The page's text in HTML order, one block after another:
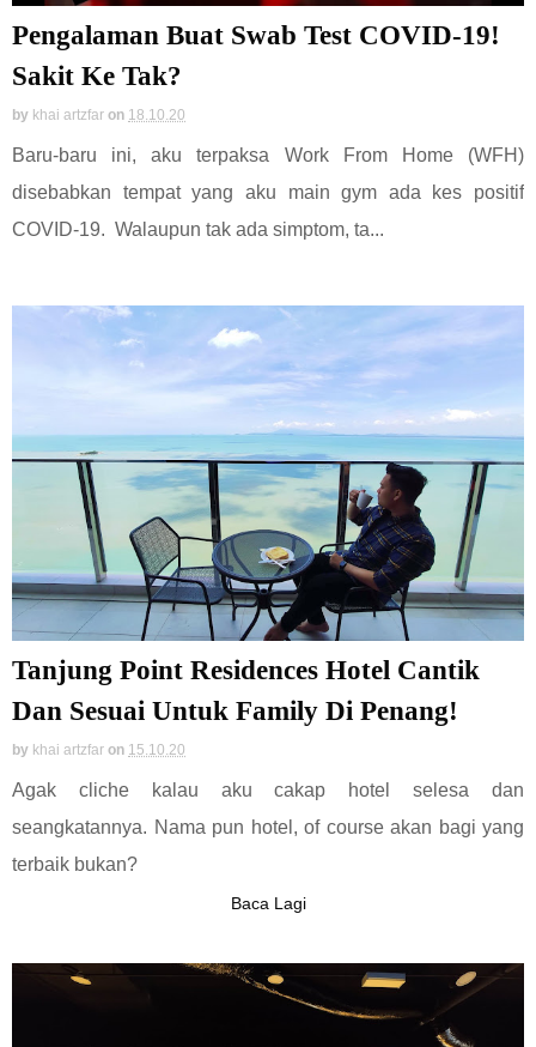
Pengalaman Buat Swab Test COVID-19!
Sakit Ke Tak?
by khai artzfar on 18.10.20
Baru-baru ini, aku terpaksa Work From Home (WFH)
disebabkan tempat yang aku main gym ada kes positif
COVID-19. Walaupun tak ada simptom, ta...
Tanjung Point Residences Hotel Cantik
Dan Sesuai Untuk Family Di Penang!
by khai artzfar on 15.10.20
Agak cliche kalau aku cakap hotel selesa dan
seangkatannya. Nama pun hotel, of course akan bagi yang
terbaik bukan?
Baca Lagi